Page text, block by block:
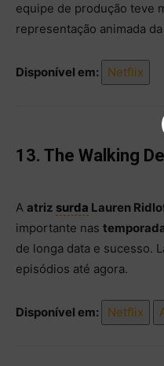
equipe de produção teve
representação animada
Disponível em: Netflix
13. The Walking
A atriz surda Lauren
importante nas
de longa data e sucesso.
episódios até agora.
Disponível em: Netflix